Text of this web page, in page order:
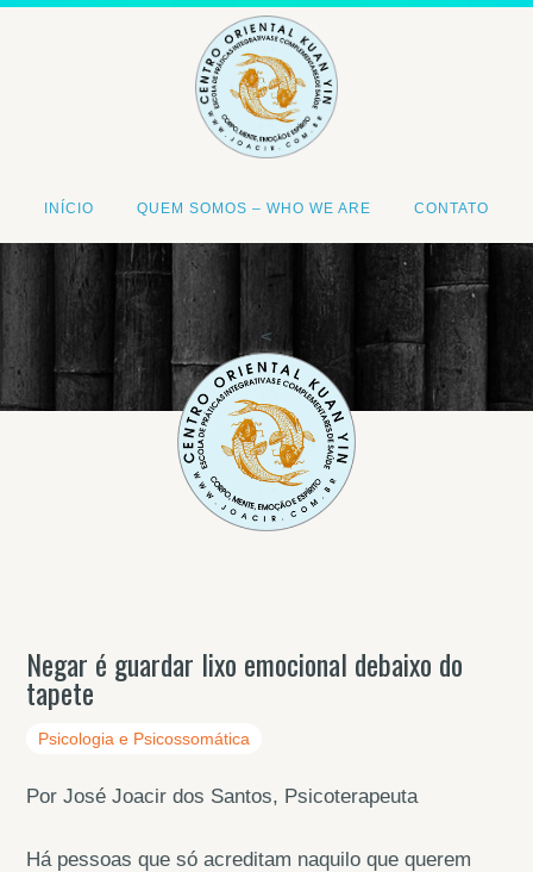
INÍCIO QUEM SOMOS – WHO WE ARE CONTATO
<
Negar é guardar lixo emocional debaixo do
tapete
Psicologia e Psicossomática
Por José Joacir dos Santos, Psicoterapeuta
Há pessoas que só acreditam naquilo que querem